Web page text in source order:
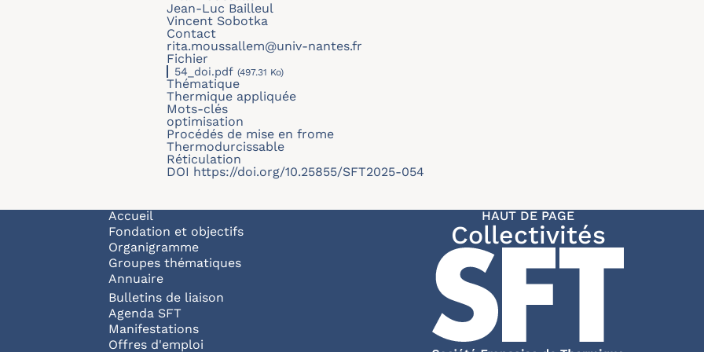
Jean-Luc Bailleul
Vincent Sobotka
Contact
rita.moussallem@univ-nantes.fr
Fichier
54_doi.pdf (497.31 Ko)
Thématique
Thermique appliquée
Mots-clés
optimisation
Procédés de mise en frome
Thermodurcissable
Réticulation
DOI https://doi.org/10.25855/SFT2025-054
Navigation principale
Accueil
Fondation et objectifs
Organigramme
Groupes thématiques
Annuaire
Bulletins de liaison
Agenda SFT
Manifestations
Offres d'emploi
HAUT DE PAGE
Collectivités